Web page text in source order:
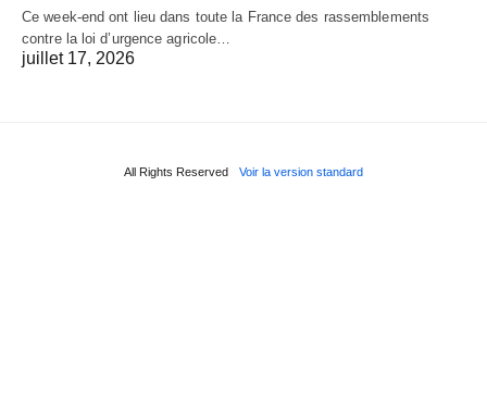
Ce week-end ont lieu dans toute la France des rassemblements
contre la loi d’urgence agricole…
juillet 17, 2026
All Rights Reserved Voir la version standard